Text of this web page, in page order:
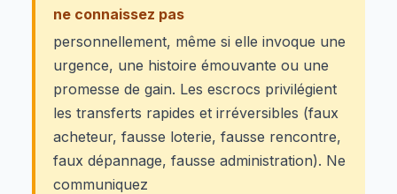
ne connaissez pas
personnellement, même si elle invoque une
urgence, une histoire émouvante ou une
promesse de gain. Les escrocs privilégient
les transferts rapides et irréversibles (faux
acheteur, fausse loterie, fausse rencontre,
faux dépannage, fausse administration). Ne
communiquez